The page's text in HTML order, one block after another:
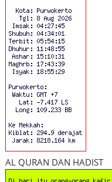
AL QURAN DAN HADIST